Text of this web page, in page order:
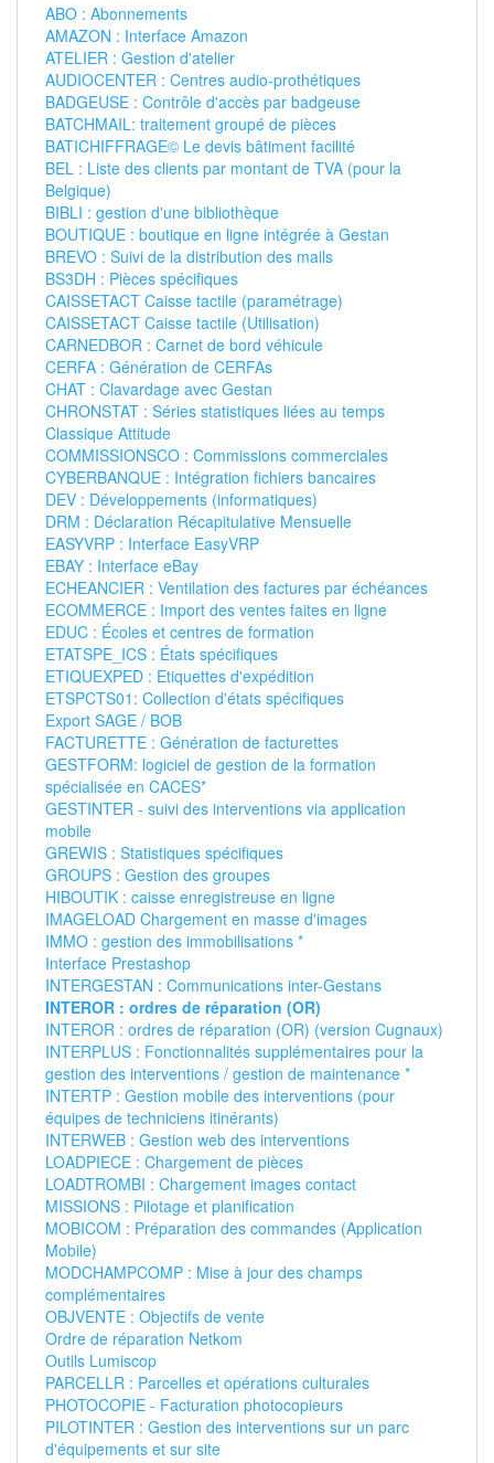
ABO : Abonnements
AMAZON : Interface Amazon
ATELIER : Gestion d'atelier
AUDIOCENTER : Centres audio-prothétiques
BADGEUSE : Contrôle d'accès par badgeuse
BATCHMAIL: traitement groupé de pièces
BATICHIFFRAGE© Le devis bâtiment facilité
BEL : Liste des clients par montant de TVA (pour la
Belgique)
BIBLI : gestion d'une bibliothèque
BOUTIQUE : boutique en ligne intégrée à Gestan
BREVO : Suivi de la distribution des mails
BS3DH : Pièces spécifiques
CAISSETACT Caisse tactile (paramétrage)
CAISSETACT Caisse tactile (Utilisation)
CARNEDBOR : Carnet de bord véhicule
CERFA : Génération de CERFAs
CHAT : Clavardage avec Gestan
CHRONSTAT : Séries statistiques liées au temps
Classique Attitude
COMMISSIONSCO : Commissions commerciales
CYBERBANQUE : Intégration fichiers bancaires
DEV : Développements (informatiques)
DRM : Déclaration Récapitulative Mensuelle
EASYVRP : Interface EasyVRP
EBAY : Interface eBay
ECHEANCIER : Ventilation des factures par échéances
ECOMMERCE : Import des ventes faites en ligne
EDUC : Écoles et centres de formation
ETATSPE_ICS : États spécifiques
ETIQUEXPED : Etiquettes d'expédition
ETSPCTS01: Collection d'états spécifiques
Export SAGE / BOB
FACTURETTE : Génération de facturettes
GESTFORM: logiciel de gestion de la formation
spécialisée en CACES*
GESTINTER - suivi des interventions via application
mobile
GREWIS : Statistiques spécifiques
GROUPS : Gestion des groupes
HIBOUTIK : caisse enregistreuse en ligne
IMAGELOAD Chargement en masse d'images
IMMO : gestion des immobilisations *
Interface Prestashop
INTERGESTAN : Communications inter-Gestans
INTEROR : ordres de réparation (OR)
INTEROR : ordres de réparation (OR) (version Cugnaux)
INTERPLUS : Fonctionnalités supplémentaires pour la
gestion des interventions / gestion de maintenance *
INTERTP : Gestion mobile des interventions (pour
équipes de techniciens itinérants)
INTERWEB : Gestion web des interventions
LOADPIECE : Chargement de pièces
LOADTROMBI : Chargement images contact
MISSIONS : Pilotage et planification
MOBICOM : Préparation des commandes (Application
Mobile)
MODCHAMPCOMP : Mise à jour des champs
complémentaires
OBJVENTE : Objectifs de vente
Ordre de réparation Netkom
Outils Lumiscop
PARCELLR : Parcelles et opérations culturales
PHOTOCOPIE - Facturation photocopieurs
PILOTINTER : Gestion des interventions sur un parc
d'équipements et sur site